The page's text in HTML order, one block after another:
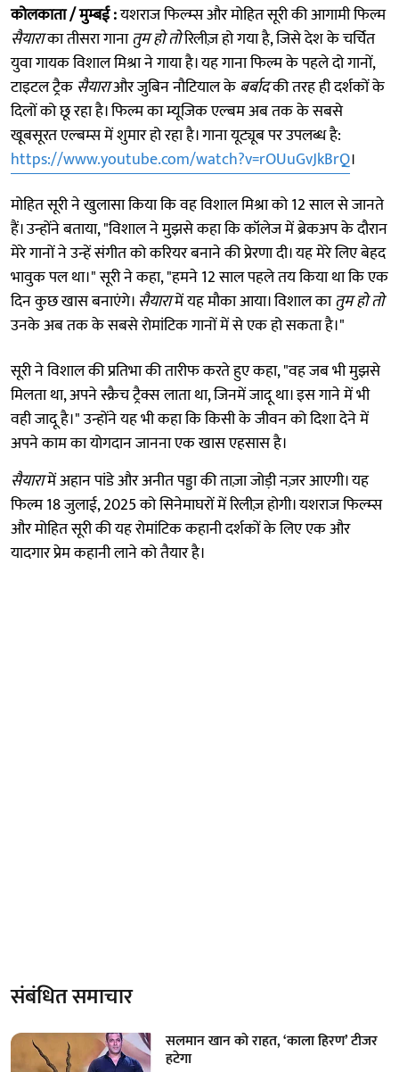
कोलकाता / मुम्बई :यशराज फिल्म्स और मोहित सूरी की आगामी फिल्म
सैयाराका तीसरा गानातुम हो तोरिलीज़ हो गया है, जिसे देश के चर्चित
युवा गायक विशाल मिश्रा ने गाया है। यह गाना फिल्म के पहले दो गानों,
टाइटल ट्रैक सैयाराऔर जुबिन नौटियाल के बर्बादकी तरह ही दर्शकों के
दिलों को छू रहा है। फिल्म का म्यूजिक एल्बम अब तक के सबसे
खूबसूरत एल्बम्स में शुमार हो रहा है। गाना यूट्यूब पर उपलब्ध है:
https://www.youtube.com/watch?v=rOUuGvJkBrQ।
मोहित सूरी ने खुलासा किया कि वह विशाल मिश्रा को 12 साल से जानते
हैं। उन्होंने बताया, "विशाल ने मुझसे कहा कि कॉलेज में ब्रेकअप के दौरान
मेरे गानों ने उन्हें संगीत को करियर बनाने की प्रेरणा दी। यह मेरे लिए बेहद
भावुक पल था।" सूरी ने कहा, "हमने 12 साल पहले तय किया था कि एक
दिन कुछ खास बनाएंगे। सैयारामें यह मौका आया। विशाल कातुम हो तो
उनके अब तक के सबसे रोमांटिक गानों में से एक हो सकता है।"
सूरी ने विशाल की प्रतिभा की तारीफ करते हुए कहा, "वह जब भी मुझसे
मिलता था, अपने स्क्रैच ट्रैक्स लाता था, जिनमें जादू था। इस गाने में भी
वही जादू है।" उन्होंने यह भी कहा कि किसी के जीवन को दिशा देने में
अपने काम का योगदान जानना एक खास एहसास है।
सैयारामें अहान पांडे और अनीत पड्डा की ताज़ा जोड़ी नज़र आएगी। यह
फिल्म 18 जुलाई, 2025 को सिनेमाघरों में रिलीज़ होगी। यशराज फिल्म्स
और मोहित सूरी की यह रोमांटिक कहानी दर्शकों के लिए एक और
यादगार प्रेम कहानी लाने को तैयार है।
संबंधित समाचार
सलमान खान को राहत, ‘काला हिरण’ टीजर
हटेगा